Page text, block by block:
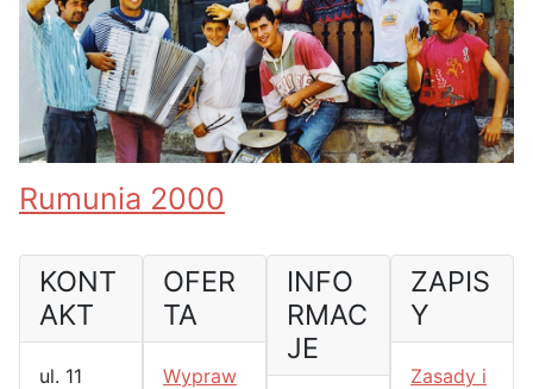
Rumunia 2000
KONT
AKT
ul. 11
OFER
TA
Wypraw
INFO
RMAC
JE
ZAPIS
Y
Zasady i